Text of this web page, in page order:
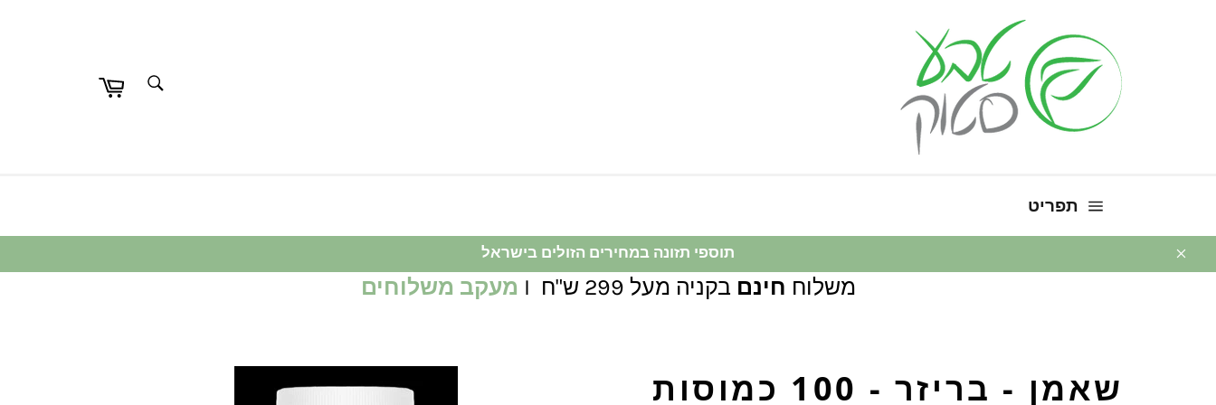
תפריט
תוספי תזונה במחירים הזולים בישראל
משלוח חינם בקניה מעל 299 ש"ח I מעקב משלוחים
שאמן - בריזר - 100 כמוסות